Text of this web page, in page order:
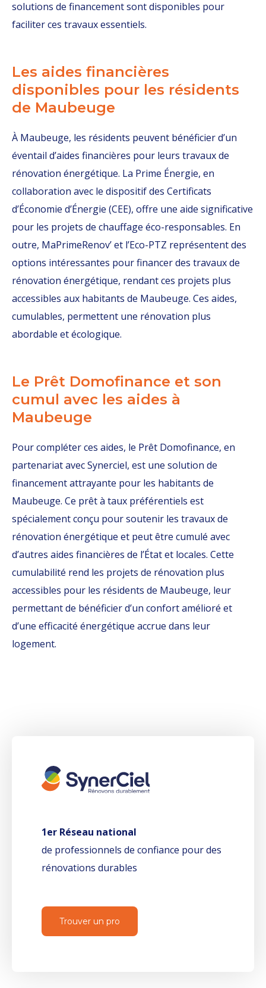
solutions de financement sont disponibles pour
faciliter ces travaux essentiels.
Les aides financières
disponibles pour les résidents
de Maubeuge
À Maubeuge, les résidents peuvent bénéficier d’un
éventail d’aides financières pour leurs travaux de
rénovation énergétique. La Prime Énergie, en
collaboration avec le dispositif des Certificats
d’Économie d’Énergie (CEE), offre une aide significative
pour les projets de chauffage éco-responsables. En
outre, MaPrimeRenov’ et l’Eco-PTZ représentent des
options intéressantes pour financer des travaux de
rénovation énergétique, rendant ces projets plus
accessibles aux habitants de Maubeuge. Ces aides,
cumulables, permettent une rénovation plus
abordable et écologique.
Le Prêt Domofinance et son
cumul avec les aides à
Maubeuge
Pour compléter ces aides, le Prêt Domofinance, en
partenariat avec Synerciel, est une solution de
financement attrayante pour les habitants de
Maubeuge. Ce prêt à taux préférentiels est
spécialement conçu pour soutenir les travaux de
rénovation énergétique et peut être cumulé avec
d’autres aides financières de l’État et locales. Cette
cumulabilité rend les projets de rénovation plus
accessibles pour les résidents de Maubeuge, leur
permettant de bénéficier d’un confort amélioré et
d’une efficacité énergétique accrue dans leur
logement.
1er Réseau national
de professionnels de confiance pour des
rénovations durables
Trouver un pro